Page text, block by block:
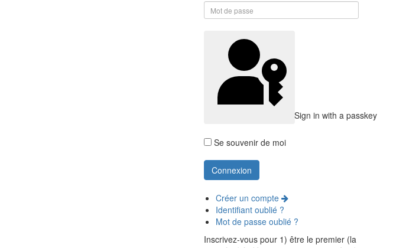
Sign in with a passkey
Se souvenir de moi
Créer un compte
Identifiant oublié ?
Mot de passe oublié ?
Inscrivez-vous pour 1) être le premier (la